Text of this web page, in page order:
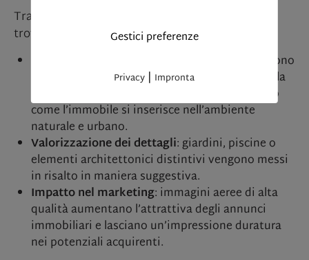
Tra i principali vantaggi delle riprese aeree
troviamo:
: gli acquirenti potenziali ricevono
una panoramica completa della proprietà e della
zona circostante, potendo così valutare meglio
come l’immobile si inserisce nell’ambiente
naturale e urbano.
Valorizzazione dei dettagli: giardini, piscine o
elementi architettonici distintivi vengono messi
in risalto in maniera suggestiva.
Impatto nel marketing: immagini aeree di alta
qualità aumentano l’attrattiva degli annunci
immobiliari e lasciano un’impressione duratura
nei potenziali acquirenti.
Gestici preferenze
Privacy | Impronta